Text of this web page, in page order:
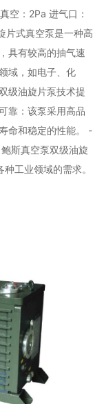
空：2Pa 进气口：
片式真空泵是一种高
具有较高的抽气速
域，如电子、化
级油旋片泵技术提
靠：该泵采用高品
命和稳定的性能。 -
斯真空泵双级油旋
工业领域的需求。